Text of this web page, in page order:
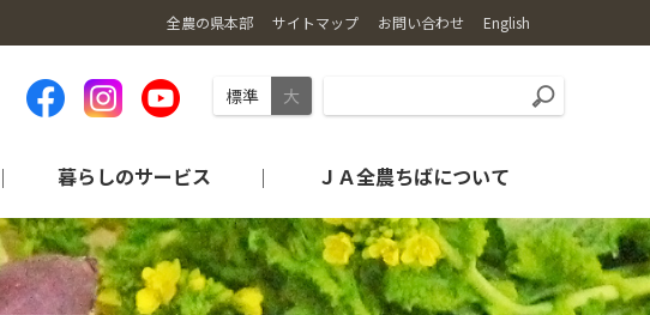
全農の県本部 サイトマップ お問い合わせ English
標準 大
暮らしのサービス ＪＡ全農ちばについて
旬・レシピの紹介
産地から探す
農業機械情報
コンプライアンス